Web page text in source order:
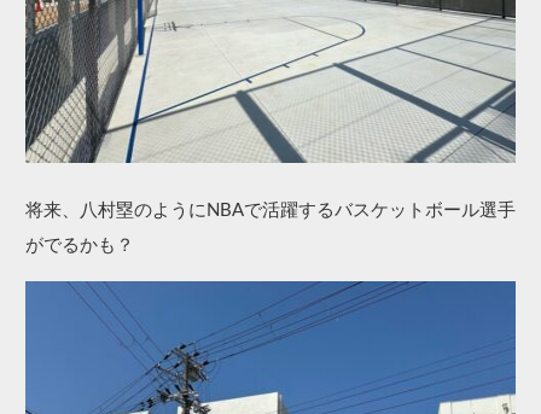
将来、八村塁のようにNBAで活躍するバスケットボール選手
がでるかも？